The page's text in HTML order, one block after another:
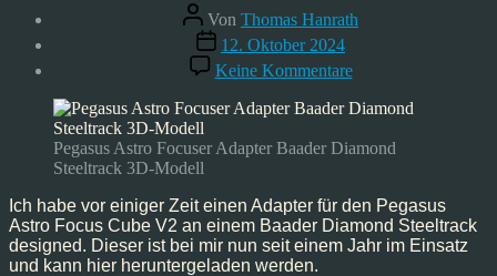
Beitragsautor
Von Thomas Hanrath
Veröffentlichungsdatum
12. Oktober 2024
Keine Kommentarezu
Pegasus
Focus
an
Steeltrack
Pegasus Astro Focuser Adapter Baader Diamond
Steeltrack 3D-Modell
Ich habe vor einiger Zeit einen Adapter für den Pegasus
Astro Focus Cube V2 an einem Baader Diamond Steeltrack
designed. Dieser ist bei mir nun seit einem Jahr im Einsatz
und kann hier heruntergeladen werden.